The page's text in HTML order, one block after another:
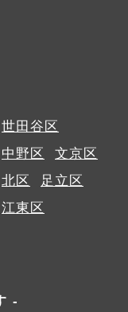
世田谷区
中野区
文京区
北区
足立区
江東区